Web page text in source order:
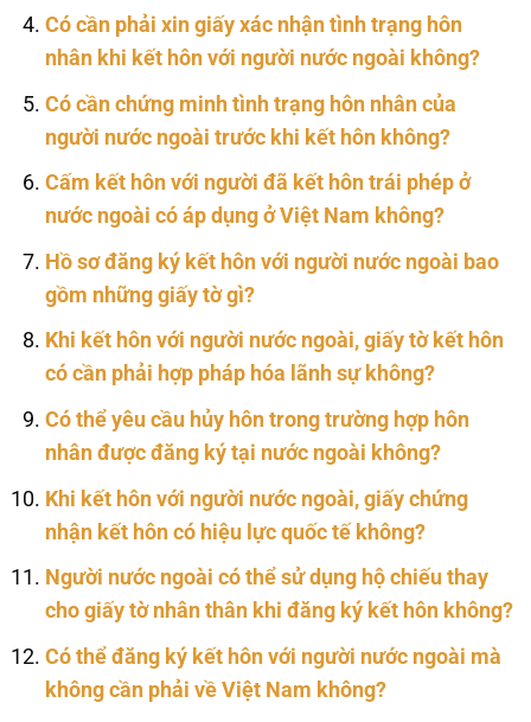
Có cần phải xin giấy xác nhận tình trạng hôn
nhân khi kết hôn với người nước ngoài không?
Có cần chứng minh tình trạng hôn nhân của
người nước ngoài trước khi kết hôn không?
Cấm kết hôn với người đã kết hôn trái phép ở
nước ngoài có áp dụng ở Việt Nam không?
Hồ sơ đăng ký kết hôn với người nước ngoài bao
gồm những giấy tờ gì?
Khi kết hôn với người nước ngoài, giấy tờ kết hôn
có cần phải hợp pháp hóa lãnh sự không?
Có thể yêu cầu hủy hôn trong trường hợp hôn
nhân được đăng ký tại nước ngoài không?
Khi kết hôn với người nước ngoài, giấy chứng
nhận kết hôn có hiệu lực quốc tế không?
Người nước ngoài có thể sử dụng hộ chiếu thay
cho giấy tờ nhân thân khi đăng ký kết hôn không?
Có thể đăng ký kết hôn với người nước ngoài mà
không cần phải về Việt Nam không?